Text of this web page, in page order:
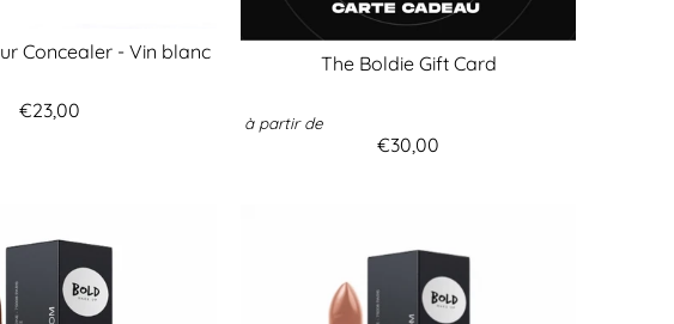
Concealer - Vin blanc
€23,00
The Boldie Gift Card
à partir de
€30,00